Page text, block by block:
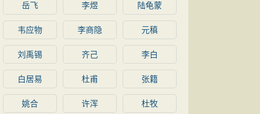
岳飞 李煜 陆龟蒙
韦应物 李商隐 元稹
刘禹锡 齐己 李白
白居易 杜甫 张籍
姚合 许浑 杜牧